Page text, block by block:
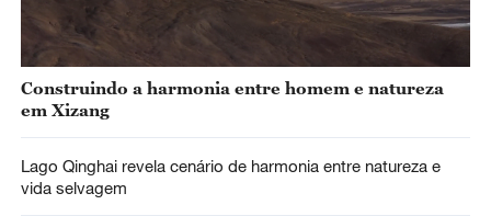
Construindo a harmonia entre homem e natureza
em Xizang
Lago Qinghai revela cenário de harmonia entre natureza e
vida selvagem